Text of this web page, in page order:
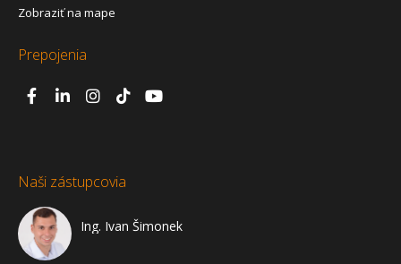
Zobraziť na mape
Prepojenia
Naši zástupcovia
Ing. Ivan Šimonek